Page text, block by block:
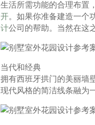
生活所需功能的合理布置
开。如果你准备建造一个
计公司的帮助。当然在这
当代和经典
拥有西班牙拱门的美丽墙
现代风格的简洁线条融为